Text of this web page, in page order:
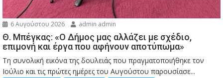
6 Αυγούστου 2026 admin admin
Θ. Μπέγκας: «Ο Δήμος μας αλλάζει με σχέδιο,
επιμονή και έργα που αφήνουν αποτύπωμα»
Τη συνολική εικόνα της δουλειάς που πραγματοποιήθηκε τον
Ιούλιο και τις πρώτες ημέρες του Αυγούστου παρουσίασε...